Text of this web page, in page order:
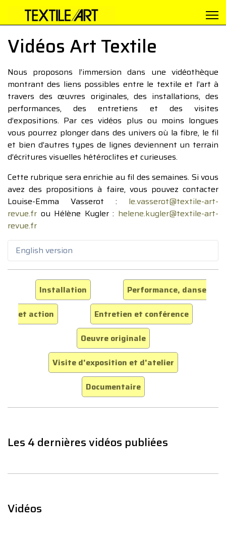
Vidéos Art Textile
Nous proposons l’immersion dans une vidéothèque
montrant des liens possibles entre le textile et l’art à
travers des œuvres originales, des installations, des
performances, des entretiens et des visites
d’expositions. Par ces vidéos plus ou moins longues
vous pourrez plonger dans des univers où la fibre, le fil
et bien d’autres types de lignes deviennent un terrain
d’écritures visuelles hétéroclites et curieuses.
Cette rubrique sera enrichie au fil des semaines. Si vous
avez des propositions à faire, vous pouvez contacter
Louise-Emma Vasserot : le.vasserot@textile-art-
revue.fr ou Hélène Kugler : helene.kugler@textile-art-
revue.fr
English version
Installation
Performance, danse
et action
Entretien et conférence
Oeuvre originale
Visite d'exposition et d'atelier
Documentaire
Les 4 dernières vidéos publiées
Vidéos